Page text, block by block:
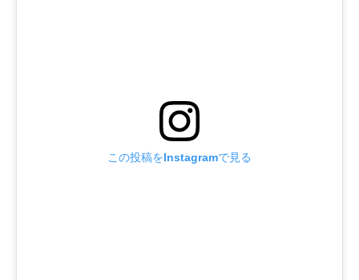
この投稿をInstagramで見る